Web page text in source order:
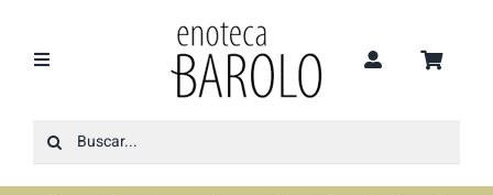
contenido
Toggle
Recomendaciones
Buscar: